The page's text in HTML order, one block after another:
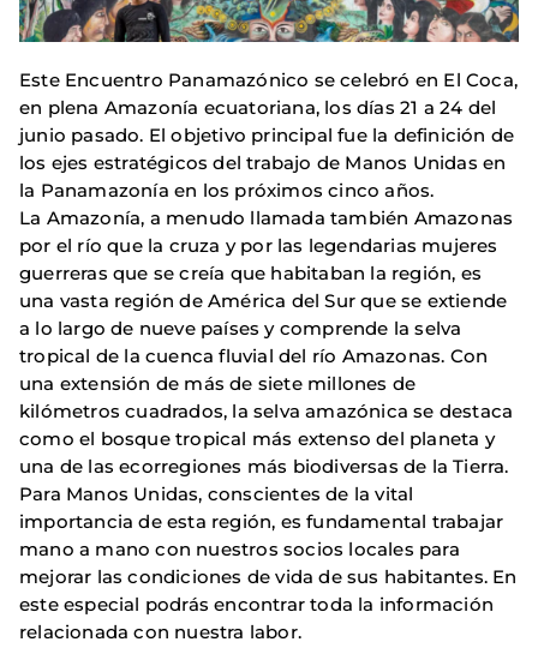
Este Encuentro Panamazónico se celebró en El Coca,
en plena Amazonía ecuatoriana, los días 21 a 24 del
junio pasado. El objetivo principal fue la definición de
los ejes estratégicos del trabajo de Manos Unidas en
la Panamazonía en los próximos cinco años.
La Amazonía, a menudo llamada también Amazonas
por el río que la cruza y por las legendarias mujeres
guerreras que se creía que habitaban la región, es
una vasta región de América del Sur que se extiende
a lo largo de nueve países y comprende la selva
tropical de la cuenca fluvial del río Amazonas. Con
una extensión de más de siete millones de
kilómetros cuadrados, la selva amazónica se destaca
como el bosque tropical más extenso del planeta y
una de las ecorregiones más biodiversas de la Tierra.
Para Manos Unidas, conscientes de la vital
importancia de esta región, es fundamental trabajar
mano a mano con nuestros socios locales para
mejorar las condiciones de vida de sus habitantes. En
este especial podrás encontrar toda la información
relacionada con nuestra labor.